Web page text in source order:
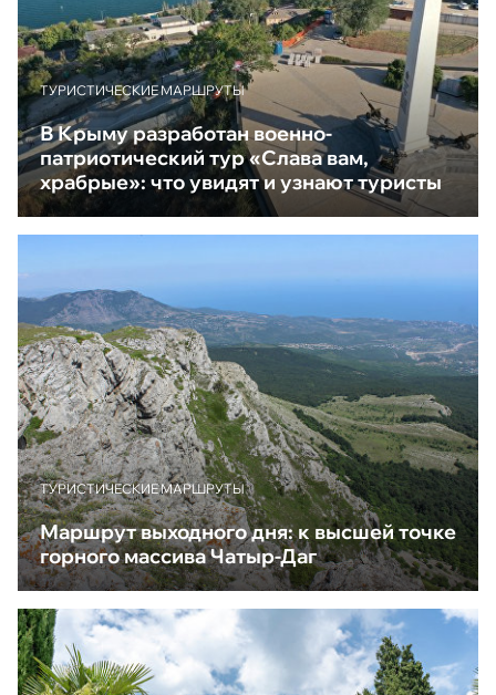
ТУРИСТИЧЕСКИЕ МАРШРУТЫ
В Крыму разработан военно-
патриотический тур «Слава вам,
храбрые»: что увидят и узнают туристы
ТУРИСТИЧЕСКИЕ МАРШРУТЫ
Маршрут выходного дня: к высшей точке
горного массива Чатыр-Даг